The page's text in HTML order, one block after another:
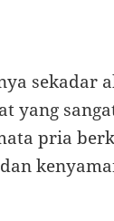
sekadar
yang
pria